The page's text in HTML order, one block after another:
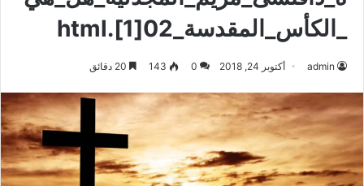
_الكأس_المقدسة_02[1].html
admin أكتوبر 24, 2018 0
143